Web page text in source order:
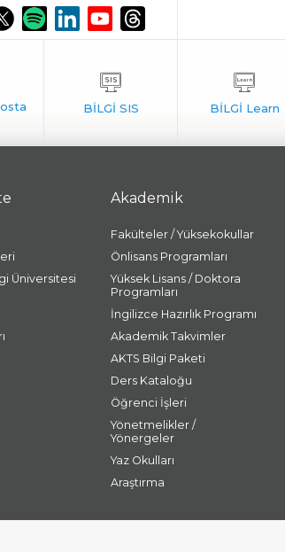
Üniversitesi
Akademik
Fakülteler / Yüksekokullar
Önlisans Programları
Yüksek Lisans / Doktora
Programları
İngilizce Hazırlık Programı
Akademik Takvimler
AKTS Bilgi Paketi
Ders Kataloğu
Öğrenci İşleri
Yönetmelikler /
Yönergeler
Yaz Okulları
Araştırma